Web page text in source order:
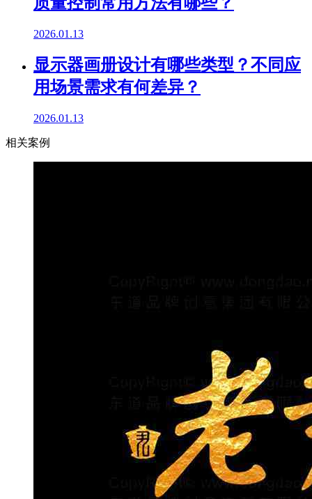
2026.01.13
显示器画册设计有哪些类型？不同应
用场景需求有何差异？
2026.01.13
相关案例